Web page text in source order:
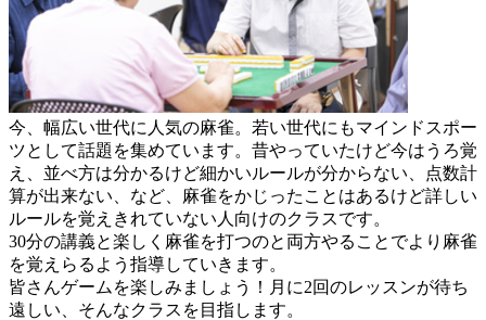
今、幅広い世代に人気の麻雀。若い世代にもマインドスポー
ツとして話題を集めています。昔やっていたけど今はうろ覚
え、並べ方は分かるけど細かいルールが分からない、点数計
算が出来ない、など、麻雀をかじったことはあるけど詳しい
ルールを覚えきれていない人向けのクラスです。
30分の講義と楽しく麻雀を打つのと両方やることでより麻雀
を覚えらるよう指導していきます。
皆さんゲームを楽しみましょう！月に2回のレッスンが待ち
遠しい、そんなクラスを目指します。